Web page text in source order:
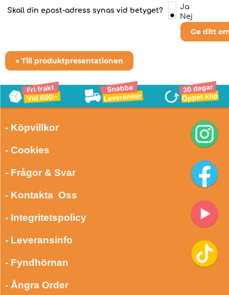
Skall din epost-adress synas vid betyget?
Ja
Nej
Ge ditt
« Till produktpresentationen
- Köpvillkor
- Cookies
- Frågor & Svar
- Kontakta Oss
- Integritetspolicy
- Leveransinfo
- Fyndhörnan
- Ångra Order